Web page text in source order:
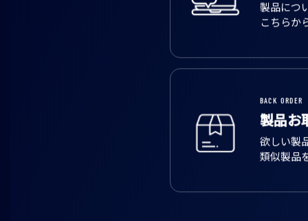
製品につ
こちらか
BACK ORDER
製品お
欲しい製
類似製品